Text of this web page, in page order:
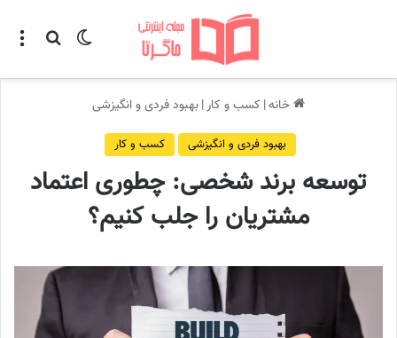
تغییر پوسته
خانه| کسب و کار|بهبود فردی و انگیزشی
بهبود فردی و انگیزشی کسب و کار
توسعه برند شخصی: چطوری اعتماد
مشتریان را جلب کنیم؟